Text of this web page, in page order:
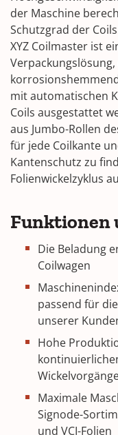
der Maschine
Schutzgrad der
XYZ Coilmaster ist
mit automatischen
Coils ausgestattet
aus Jumbo-Rollen
für jede Coilkante
Kantenschutz zu
Folienwickelzyklus
Funktionen
Die Beladung
Coilwagen
passend für
unserer
Hohe
Maximale
Signode-
und VCI-Folien